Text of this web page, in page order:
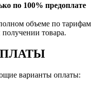
по 100% предоплате
объеме по тарифам
товара.
варианты оплаты: